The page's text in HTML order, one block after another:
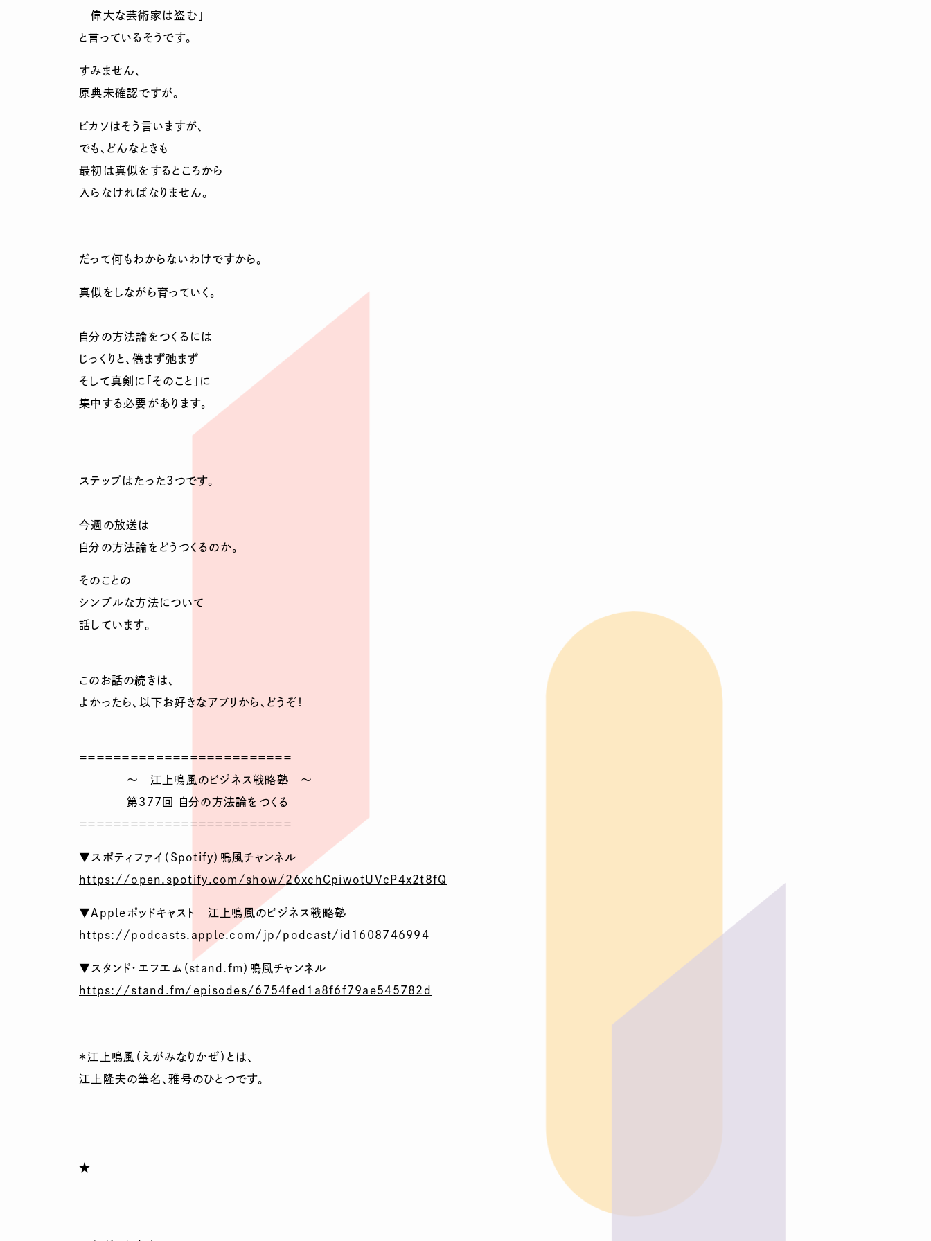
偉大な芸術家は盗む」
と言っているそうです。
すみません、
原典未確認ですが。
ピカソはそう言いますが、
でも、どんなときも
最初は真似をするところから
入らなければなりません。
だって何もわからないわけですから。
真似をしながら育っていく。
自分の方法論をつくるには
じっくりと、倦まず弛まず
そして真剣に「そのこと」に
集中する必要があります。
ステップはたった３つです。
今週の放送は
自分の方法論をどうつくるのか。
そのことの
シンプルな方法について
話しています。
このお話の続きは、
よかったら、以下お好きなアプリから、どうぞ！
＝＝＝＝＝＝＝＝＝＝＝＝＝＝＝＝＝＝＝＝＝＝＝＝＝
～ 江上鳴風のビジネス戦略塾 ～
第377回 自分の方法論をつくる
＝＝＝＝＝＝＝＝＝＝＝＝＝＝＝＝＝＝＝＝＝＝＝＝＝
▼スポティファイ（Spotify）鳴風チャンネル
https://open.spotify.com/show/ 26xchCpiwotUVcP4x2t8fQ
▼Appleポッドキャスト 江上鳴風のビジネス戦略塾
https://podcasts.apple.com/jp/podcast/id1608746994
▼スタンド・エフエム（stand.fm）鳴風チャンネル
https://stand.fm/episodes/6754fed1a8f6f79ae545782d
＊江上鳴風（えがみなりかぜ）とは、
江上隆夫の筆名、雅号のひとつです。
★